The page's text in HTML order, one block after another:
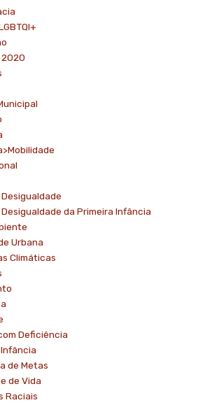
2020
Desigualdade da Primeira Infância
Urbana
Climáticas
Deficiência
de Metas
de Vida
Raciais